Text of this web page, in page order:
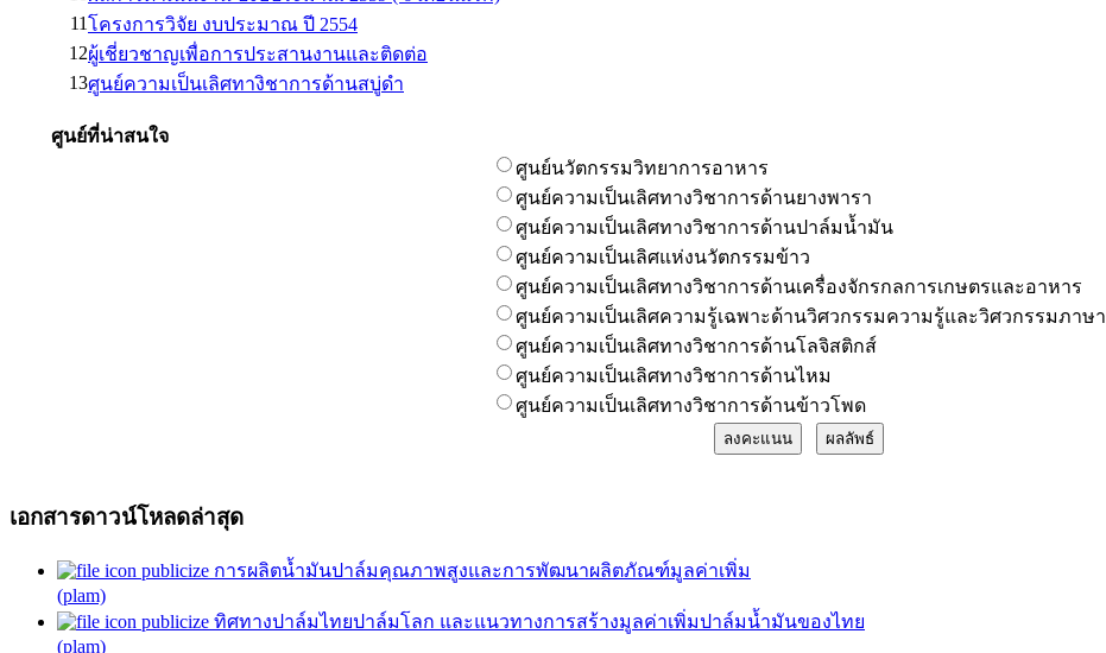
11โครงการวิจัย งบประมาณ ปี 2554
12ผู้เชี่ยวชาญเพื่อการประสานงานและติดต่อ
13ศูนย์ความเป็นเลิศทางิชาการด้านสบู่ดำ
ศูนย์ที่น่าสนใจ
ศูนย์นวัตกรรมวิทยาการอาหาร
ศูนย์ความเป็นเลิศทางวิชาการด้านยางพารา
ศูนย์ความเป็นเลิศทางวิชาการด้านปาล์มน้ำมัน
ศูนย์ความเป็นเลิศแห่งนวัตกรรมข้าว
ศูนย์ความเป็นเลิศทางวิชาการด้านเครื่องจักรกลการเกษตรและอาหาร
ศูนย์ความเป็นเลิศความรู้เฉพาะด้านวิศวกรรมความรู้และวิศวกรรมภาษา
ศูนย์ความเป็นเลิศทางวิชาการด้านโลจิสติกส์
ศูนย์ความเป็นเลิศทางวิชาการด้านไหม
ศูนย์ความเป็นเลิศทางวิชาการด้านข้าวโพด
เอกสารดาวน์โหลดล่าสุด
publicize การผลิตน้ำมันปาล์มคุณภาพสูงและการพัฒนาผลิตภัณฑ์มูลค่าเพิ่ม
(plam)
publicize ทิศทางปาล์มไทยปาล์มโลก และแนวทางการสร้างมูลค่าเพิ่มปาล์มน้ำมันของไทย
(plam)